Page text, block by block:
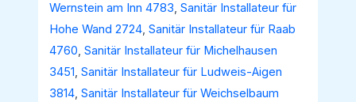
Wernstein am Inn 4783,Sanitär Installateur für
Hohe Wand 2724,Sanitär Installateur für Raab
4760,Sanitär Installateur für Michelhausen
3451,Sanitär Installateur für Ludweis-Aigen
3814,Sanitär Installateur für Weichselbaum